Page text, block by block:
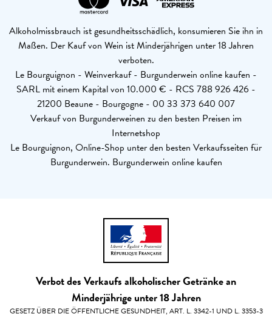
Alkoholmissbrauch ist gesundheitsschädlich, konsumieren Sie ihn in
Maßen. Der Kauf von Wein ist Minderjährigen unter 18 Jahren
verboten.
Le Bourguignon - Weinverkauf - Burgunderwein online kaufen -
SARL mit einem Kapital von 10.000 € - RCS 788 926 426 -
21200 Beaune - Bourgogne - 00 33 373 640 007
Verkauf von Burgunderweinen zu den besten Preisen im
Internetshop
Le Bourguignon, Online-Shop unter den besten Verkaufsseiten für
Burgunderwein. Burgunderwein online kaufen
Verbot des Verkaufs alkoholischer Getränke an
Minderjährige unter 18 Jahren
GESETZ ÜBER DIE ÖFFENTLICHE GESUNDHEIT, ART. L. 3342-1 UND L. 3353-3